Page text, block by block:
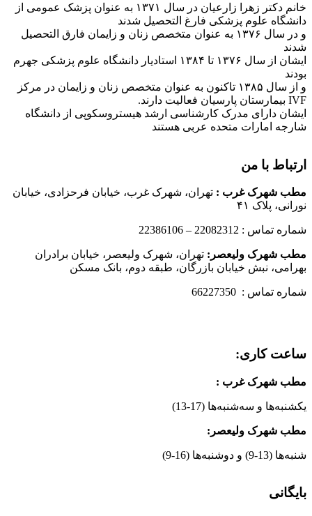
خانم دکتر زهرا زارعیان در سال ۱۳۷۱ به عنوان پزشک عمومی از
دانشگاه علوم پزشکی فارغ التحصیل شدند
و در سال ۱۳۷۶ به عنوان متخصص زنان و زایمان فارق التحصیل
شدند
ایشان از سال ۱۳۷۶ تا ۱۳۸۴ استادیار دانشگاه علوم پزشکی جهرم
بودند
و از سال ۱۳۸۵ تاکنون به عنوان متخصص زنان و زایمان در مرکز
IVF بیمارستان پارسیان فعالیت دارند.
ایشان دارای مدرک کارشناسی ارشد هیستروسکوپی از دانشگاه
شارجه امارات متحده عربی هستند
ارتباط با من
مطب شهرک غرب : تهران، شهرک غرب، خیابان فرحزادی، خیابان
نورانی، پلاک ۴۱
شماره تماس : 22082312 – 22386106
مطب شهرک ولیعصر: تهران، شهرک ولیعصر، خیابان برادران
بهرامی، نبش خیابان بازرگان، طبقه دوم، بانک مسکن
شماره تماس : 66227350
ساعت کاری:
مطب شهرک غرب :
یکشنبه‌ها و سه‌شنبه‌ها (17-13)
مطب شهرک ولیعصر:
شنبه‌ها (13-9) و دوشنبه‌ها (16-9)
بایگانی